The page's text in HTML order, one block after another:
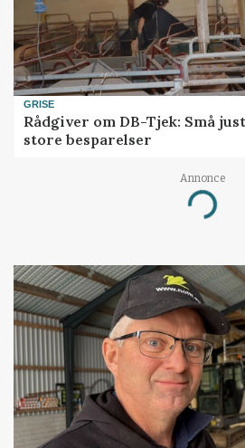
GRISE
Rådgiver om DB-Tjek: Små
store besparelser
Annonce
Loading...